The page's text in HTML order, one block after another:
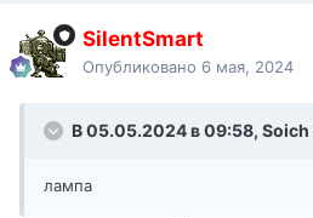
SilentSmart
Опубликовано 6 мая, 2024
В 05.05.2024 в 09:58, Soich
лампа